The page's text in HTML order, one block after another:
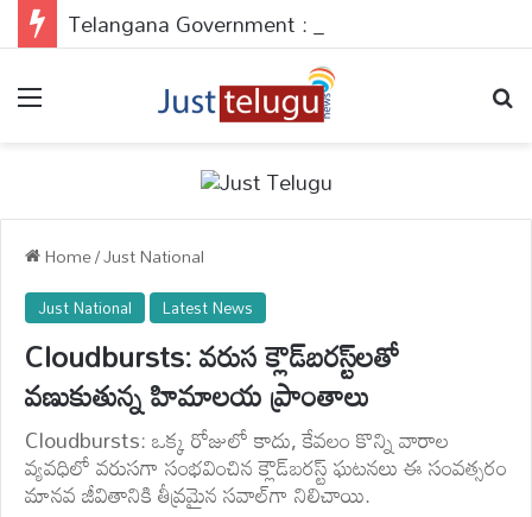
Home/Just National
Just National Latest News
Cloudbursts: వరుస క్లౌడ్‌బరస్ట్‌లతో
వణుకుతున్న హిమాలయ ప్రాంతాలు
Cloudbursts: ఒక్క రోజులో కాదు, కేవలం కొన్ని వారాల
వ్యవధిలో వరుసగా సంభవించిన క్లౌడ్‌బరస్ట్ ఘటనలు ఈ సంవత్సరం
మానవ జీవితానికి తీవ్రమైన సవాల్‌గా నిలిచాయి.